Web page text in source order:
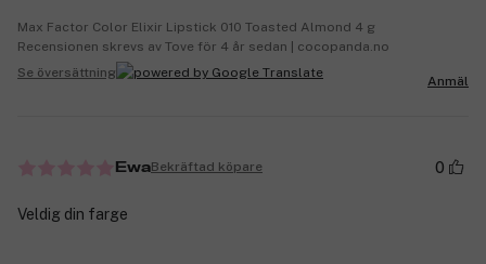
Max Factor Color Elixir Lipstick 010 Toasted Almond 4 g
Recensionen skrevs av Tove för 4 år sedan | cocopanda.no
Se översättning
Anmäl
EwaBekräftad köpare 0
Veldig din farge